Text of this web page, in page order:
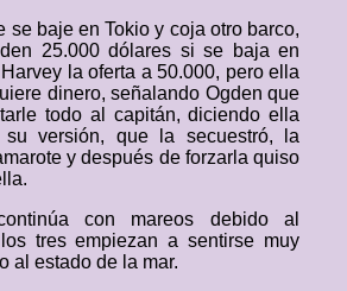
se baje en Tokio y coja otro barco,
25.000 dólares si se baja en
la oferta a 50.000, pero ella
dinero, señalando Ogden que
todo al capitán, diciendo ella
versión, que la secuestró, la
y después de forzarla quiso
con mareos debido al
tres empiezan a sentirse muy
al estado de la mar.